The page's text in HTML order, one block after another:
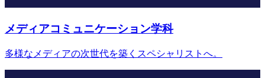
メディアコミュニケーション学科
多様なメディアの次世代を築くスペシャリストへ。